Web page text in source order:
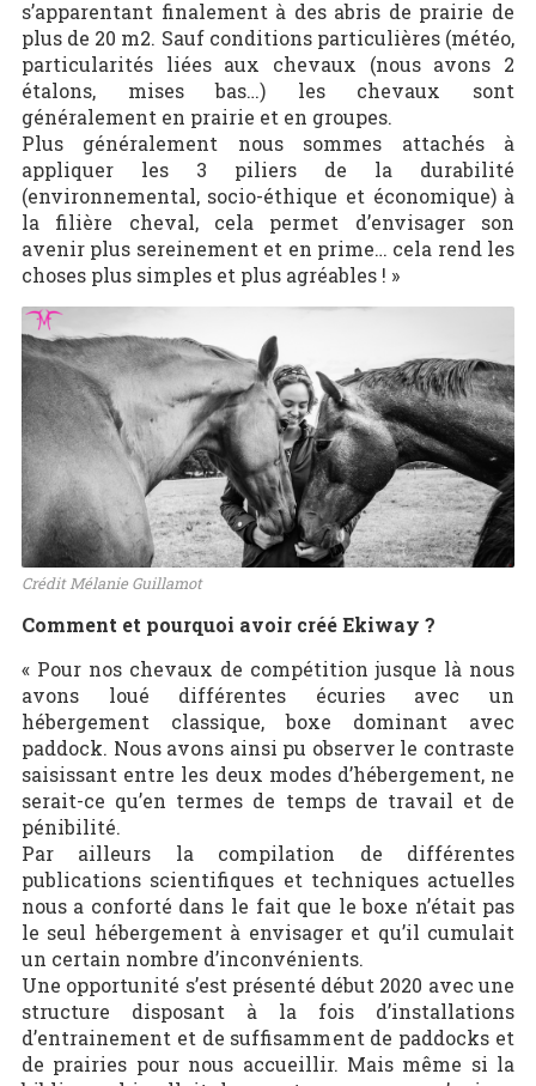
s’apparentant finalement à des abris de prairie de
plus de 20 m2. Sauf conditions particulières (météo,
particularités liées aux chevaux (nous avons 2
étalons, mises bas…) les chevaux sont
généralement en prairie et en groupes.
Plus généralement nous sommes attachés à
appliquer les 3 piliers de la durabilité
(environnemental, socio-éthique et économique) à
la filière cheval, cela permet d’envisager son
avenir plus sereinement et en prime… cela rend les
choses plus simples et plus agréables ! »
Crédit Mélanie Guillamot
Comment et pourquoi avoir créé Ekiway ?
« Pour nos chevaux de compétition jusque là nous
avons loué différentes écuries avec un
hébergement classique, boxe dominant avec
paddock. Nous avons ainsi pu observer le contraste
saisissant entre les deux modes d’hébergement, ne
serait-ce qu’en termes de temps de travail et de
pénibilité.
Par ailleurs la compilation de différentes
publications scientifiques et techniques actuelles
nous a conforté dans le fait que le boxe n’était pas
le seul hébergement à envisager et qu’il cumulait
un certain nombre d’inconvénients.
Une opportunité s’est présenté début 2020 avec une
structure disposant à la fois d’installations
d’entrainement et de suffisamment de paddocks et
de prairies pour nous accueillir. Mais même si la